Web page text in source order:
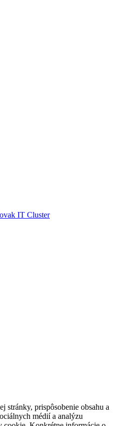
stránky, prispôsobenie obsahu a
médií a analýzu